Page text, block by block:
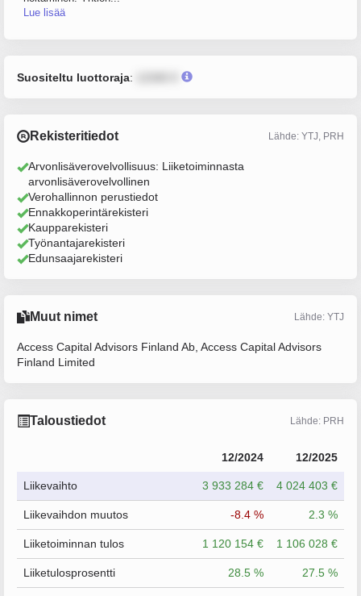
Lue lisää
Suositeltu luottoraja:
Rekisteritiedot Lähde: YTJ, PRH
Arvonlisäverovelvollisuus: Liiketoiminnasta
arvonlisäverovelvollinen
Verohallinnon perustiedot
Ennakkoperintärekisteri
Kaupparekisteri
Työnantajarekisteri
Edunsaajarekisteri
Muut nimet Lähde: YTJ
Access Capital Advisors Finland Ab, Access Capital Advisors
Finland Limited
Taloustiedot Lähde: PRH
12/2024 12/2025
Liikevaihto 3 933 284 € 4 024 403 €
Liikevaihdon muutos -8.4 % 2.3 %
Liiketoiminnan tulos 1 120 154 € 1 106 028 €
Liiketulosprosentti 28.5 % 27.5 %